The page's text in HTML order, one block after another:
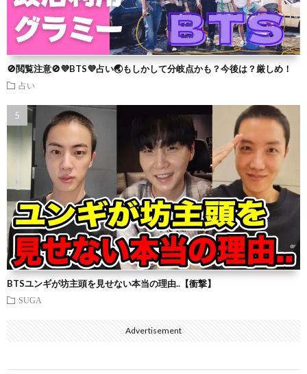
🚫閲覧注意🚫💜BTS💜占い🌏もしかして分岐点かも？今後は？厳しめ！
占い
BTSユンギが坊主頭を見せない本当の理由..【衝撃】
SUGA
Advertisement